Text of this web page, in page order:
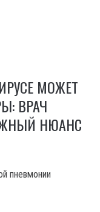
МОЖЕТ
ВРАЧ
НЮАНС
пневмонии